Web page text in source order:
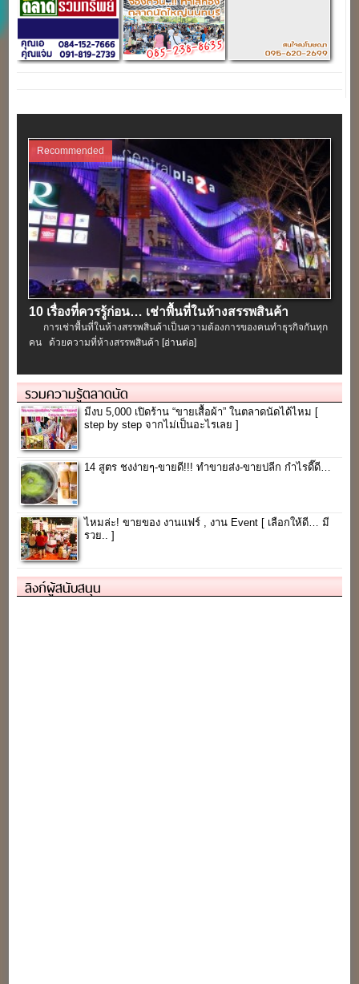
Recommended
10 เรื่องที่ควรรู้ก่อน… เช่าพื้นที่ในห้างสรรพสินค้า
การเช่าพื้นที่ในห้างสรรพสินค้าเป็นความต้องการของคนทำธุรกิจกันทุก
คน ด้วยความที่ห้างสรรพสินค้า [อ่านต่อ]
รวมความรู้ตลาดนัด
มีงบ 5,000 เปิดร้าน “ขายเสื้อผ้า” ในตลาดนัดได้ไหม [
step by step จากไม่เป็นอะไรเลย ]
14 สูตร ชงง่ายๆ-ขายดี!!! ทำขายส่ง-ขายปลีก กำไรดี๊ดี…
ไหมล่ะ! ขายของ งานแฟร์ , งาน Event [ เลือกให้ดี… มี
รวย.. ]
ลิงก์ผู้สนับสนุน